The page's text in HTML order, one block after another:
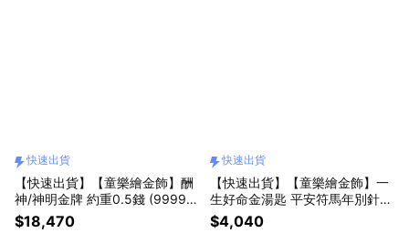
快速出貨
【快速出貨】【童樂繪金飾】酬
神/神明金牌 約重0.5錢 (9999純
金 黃金 還願)
$18,470
快速出貨
【快速出貨】【童樂繪金飾】一
生好命金湯匙 平安符馬年別針
約重0.08錢±0.03 (滿月禮 彌月
金飾 黃金999 安全別針)
$4,040